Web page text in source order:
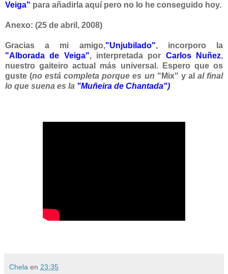
Veiga" para añadirla aquí pero no lo he conseguido hoy.
Anexo: (25 de abril, 2008)
Gracias a mi amigo,"Unjubilado", incorporo la
"Alborada de Veiga",interpretada por Carlos Nuñez,
nuestro gaiteiro actual más universal. Espero que os
guste (no está completa porque es un "Mix" y al al final
lo que suena es la "Muñeira de Chantada")
Chela en 23:35